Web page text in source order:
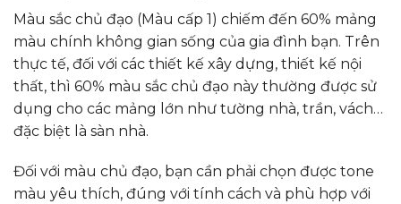
Màu sắc chủ đạo (Màu cấp 1) chiếm đến 60% mảng
màu chính không gian sống của gia đình bạn. Trên
thực tế, đối với các thiết kế xây dựng, thiết kế nội
thất, thì 60% màu sắc chủ đạo này thường được sử
dụng cho các mảng lớn như tường nhà, trần, vách…
đặc biệt là sàn nhà.
Đối với màu chủ đạo, bạn cần phải chọn được tone
màu yêu thích, đúng với tính cách và phù hợp với